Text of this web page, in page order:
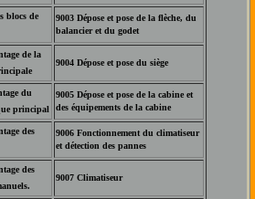
blocs de
9003 Dépose et pose de la flèche, du
balancier et du godet
de la
9004 Dépose et pose du siège
du
principal
9005 Dépose et pose de la cabine et
des équipements de la cabine
des
9006 Fonctionnement du climatiseur
et détection des pannes
des
9007 Climatiseur